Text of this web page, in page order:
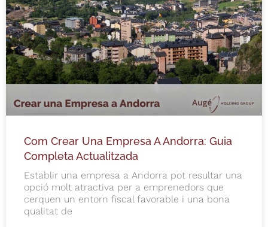
Com Crear Una Empresa A Andorra: Guia
Completa Actualitzada
Establir una empresa a Andorra pot resultar una
opció molt atractiva per a emprenedors que
cerquen un entorn fiscal favorable i una bona
qualitat de